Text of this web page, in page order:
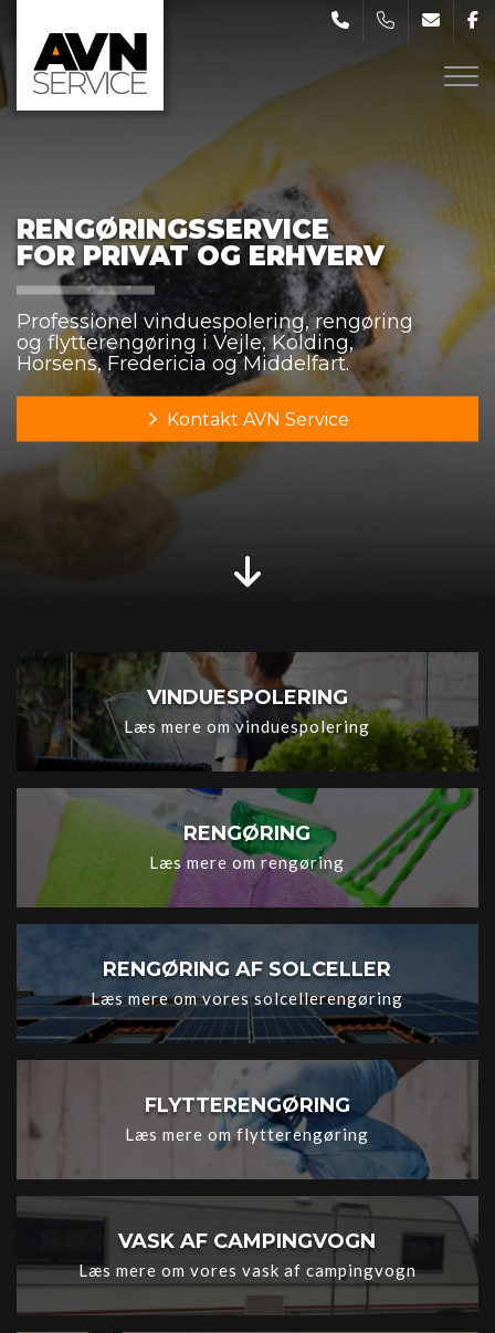
hovedindhold
RENGØRINGSSERVICE
FOR PRIVAT OG ERHVERV
Professionel vinduespolering, rengøring
og flytterengøring i Vejle, Kolding,
Horsens, Fredericia og Middelfart.
Kontakt AVN Service
RENGØRINGSSERVICE
FOR PRIVAT OG ERHVERV
Professionel vinduespolering, rengøring
og flytterengøring i Vejle, Kolding,
Horsens, Fredericia og Middelfart.
Kontakt AVN Service
VINDUESPOLERING
Læs mere om vinduespolering
RENGØRING
Læs mere om rengøring
RENGØRING AF SOLCELLER
Læs mere om vores solcellerengøring
FLYTTERENGØRING
Læs mere om flytterengøring
VASK AF CAMPINGVOGN
Læs mere om vores vask af campingvogn